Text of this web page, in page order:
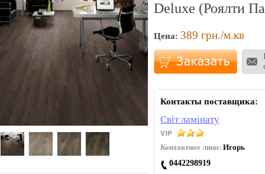
Deluxe (Роялти
Цена: 389 грн./м.кв
Контакты поставщика:
Світ ламінату
Контактное лицо: Игорь
0442298919